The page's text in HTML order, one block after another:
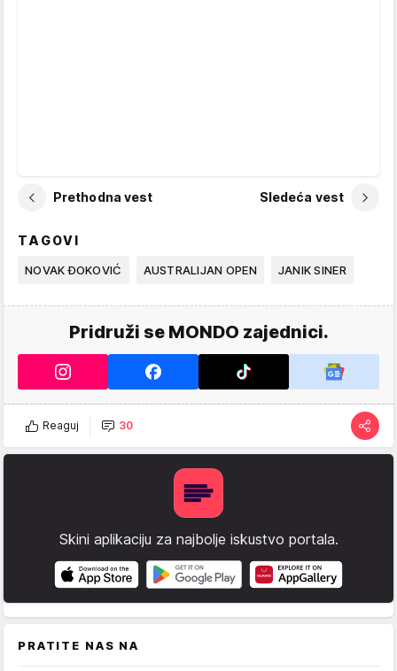
Prethodna vest Sledeća vest
TAGOVI
NOVAK ĐOKOVIĆ AUSTRALIJAN OPEN JANIK SINER
Pridruži se MONDO zajednici.
Reaguj 30
Skini aplikaciju za najbolje iskustvo portala.
PRATITE NAS NA